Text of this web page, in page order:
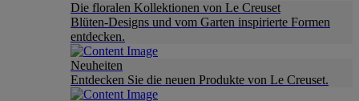
Die floralen Kollektionen von Le Creuset
Blüten-Designs und vom Garten inspirierte Formen
entdecken.
Neuheiten
Entdecken Sie die neuen Produkte von Le Creuset.